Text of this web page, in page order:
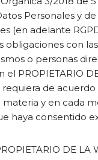
Personales y
(en adelante
obligaciones con
o personas
el PROPIETARIO
requiera de
materia y en cada
haya consentido
DE LA